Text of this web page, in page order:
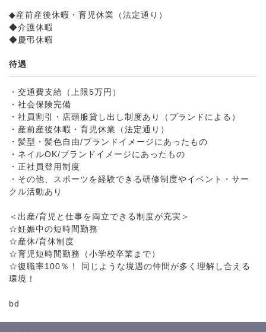
◆産前産後休暇・育児休業（法定通り）
◆介護休暇
◆慶弔休暇
待遇
・交通費支給（上限5万円）
・社会保険完備
・社員割引・店頭服貸し出し制度あり（ブランドによる）
・産前産後休暇・育児休業（法定通り）
・髪型・髪色自由/ブランドイメージにあったもの
・ネイルOK/ブランドイメージにあったもの
・正社員登用制度
・その他、スポーツを経験できる研修制度やイベント・サー
クル活動あり
＜出産/育児と仕事を両立できる制度が充実＞
☆妊娠中の短時間勤務
☆産休/育休制度
☆育児短時間勤務（小学校卒業まで）
☆復職率100％！ 同じような境遇の仲間が多く理解し合える
環境！
bd